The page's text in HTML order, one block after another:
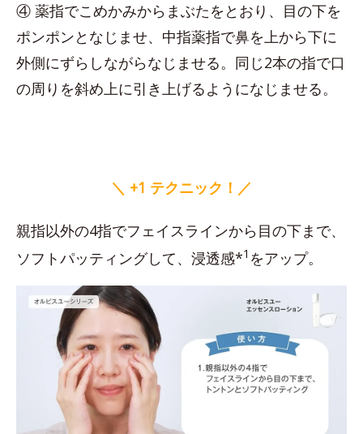
④ 薬指でこめかみからまぶたをとおり、目の下を
ポンポンとなじませ、中指薬指で鼻を上から下に
外側にずらしながらなじませる。同じ2本の指で口
の周りを斜め上に引き上げるようになじませる。
＼ +1 テクニック！／
親指以外の4指でフェイスラインから目の下まで、
ソフトパッティングして、浸透感*1 をアップ。